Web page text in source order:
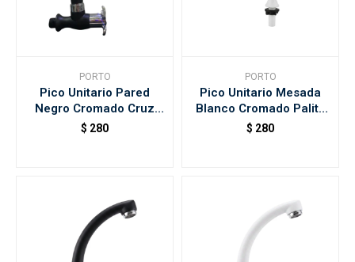
PORTO
Pico Unitario Pared
Negro Cromado Cruz
Porto
$ 280
PORTO
Pico Unitario Mesada
Blanco Cromado Palito
Porto
$ 280